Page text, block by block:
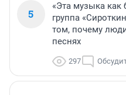
5
«Эта музыка как
группа
том, почему
песнях
297